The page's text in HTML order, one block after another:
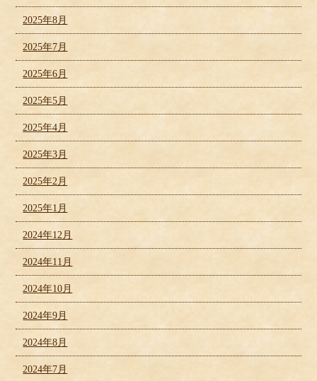
2025年8月
2025年7月
2025年6月
2025年5月
2025年4月
2025年3月
2025年2月
2025年1月
2024年12月
2024年11月
2024年10月
2024年9月
2024年8月
2024年7月